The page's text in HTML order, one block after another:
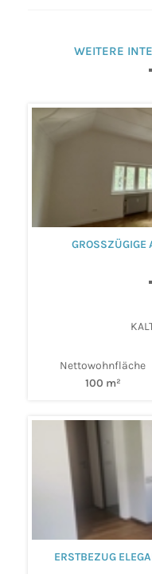
WEITERE
GROSSZÜGIGE
Nettowohnfläche
100 m²
ERSTBEZUG